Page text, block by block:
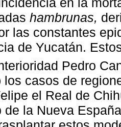
hambrunas,
las constantes
de Yucatán.
Pedro
los casos de
el Real de
de la Nueva